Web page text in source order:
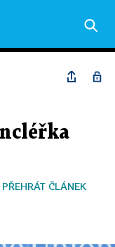
PŘEHRÁT ČLÁNEK